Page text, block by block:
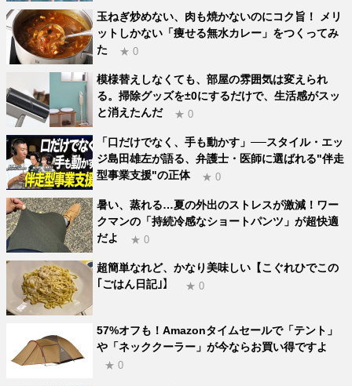
玉ねぎ炒めない、肉も焼かないのにコク旨！ メリ
ットしかない「痩せる無水カレー」をつくってみ
た
★ 0
模様替えしなくても、部屋の雰囲気は変えられ
る。掃除グッズを±0にするだけで、生活感がスッ
と消えたんだ
★ 0
「口だけでなく、手も動かす」──スタイル・エッ
ジ島田雄左が語る、弁護士・医師に選ばれる"伴走
型事業支援"の正体
★ 0
暑い、蒸れる…夏の外出のストレスが激減！ワー
クマンの「持続冷感なショートパンツ」が超快適
だよ
★ 0
超簡単なれど、かなり美味しい【こぐれひでこの
｢ごはん日記｣】
★ 0
57%オフも！Amazonタイムセールで「テント」
や「ネッククーラー」が今ならお買い得ですよ
★ 0